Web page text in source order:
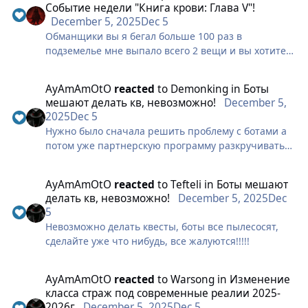
Событие недели "Книга крови: Глава V"!
December 5, 2025Dec 5
Обманщики вы я бегал больше 100 раз в
подземелье мне выпало всего 2 вещи и вы хотите
AyAmAmOtO reacted to Demonking in Боты
мешают делать кв, невозможно!
December 5,
2025Dec 5
Нужно было сначала решить проблему с ботами а
потом уже партнерскую программу разкручивать
AyAmAmOtO reacted toTefteli in Боты мешают
делать кв, невозможно!
December 5, 2025Dec
5
Невозможно делать квесты, боты все пылесосят,
сделайте уже что нибудь, все жалуются!!!!!
AyAmAmOtO reacted toWarsong in Изменение
класса страж под современные реалии 2025-